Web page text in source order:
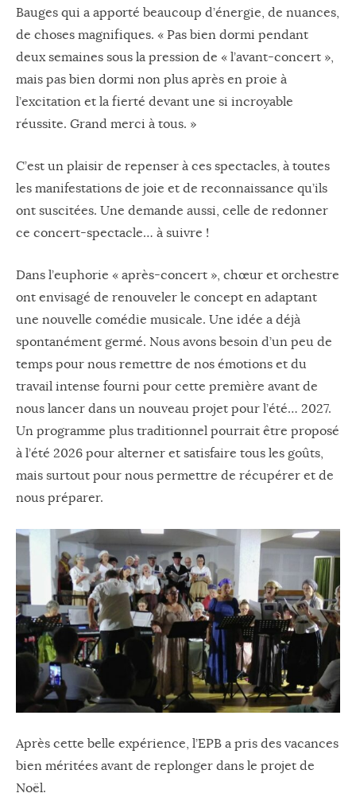
Bauges qui a apporté beaucoup d’énergie, de nuances,
de choses magnifiques. « Pas bien dormi pendant
deux semaines sous la pression de « l’avant-concert »,
mais pas bien dormi non plus après en proie à
l’excitation et la fierté devant une si incroyable
réussite. Grand merci à tous. »
C’est un plaisir de repenser à ces spectacles, à toutes
les manifestations de joie et de reconnaissance qu’ils
ont suscitées. Une demande aussi, celle de redonner
ce concert-spectacle… à suivre !
Dans l’euphorie « après-concert », chœur et orchestre
ont envisagé de renouveler le concept en adaptant
une nouvelle comédie musicale. Une idée a déjà
spontanément germé. Nous avons besoin d’un peu de
temps pour nous remettre de nos émotions et du
travail intense fourni pour cette première avant de
nous lancer dans un nouveau projet pour l’été… 2027.
Un programme plus traditionnel pourrait être proposé
à l’été 2026 pour alterner et satisfaire tous les goûts,
mais surtout pour nous permettre de récupérer et de
nous préparer.
Après cette belle expérience, l’EPB a pris des vacances
bien méritées avant de replonger dans le projet de
Noël.